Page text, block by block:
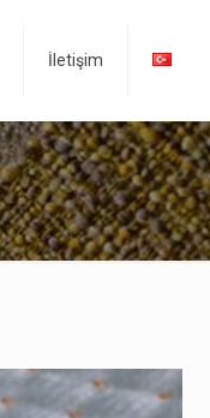
İletişim